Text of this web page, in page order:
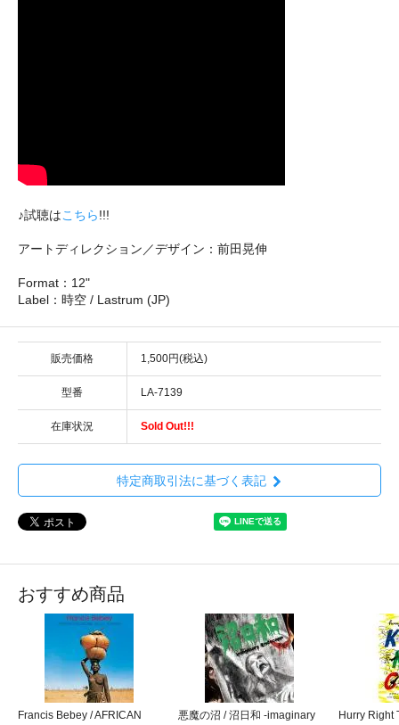
♪試聴はこちら!!!
アートディレクション／デザイン：前田晃伸
Format：12"
Label：時空 / Lastrum (JP)
販売価格 1,500円(税込)
型番 LA-7139
在庫状況 Sold Out!!!
特定商取引法に基づく表記
おすすめ商品
Francis Bebey / AFRICAN
悪魔の沼 / 沼日和 -imaginary
Hurry Right